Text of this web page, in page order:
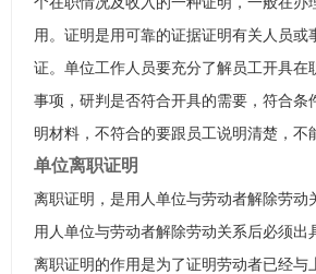
用。证明是用可靠的证据证明有关人员或
证。单位工作人员要充分了解员工开具在
事项，研判是否符合开具的需要，符合条
明材料，不符合的要跟员工说明清楚，不
单位离职证明
离职证明，是用人单位与劳动者解除劳动
用人单位与劳动者解除劳动关系后必须出
离职证明的作用是为了证明劳动者已经与